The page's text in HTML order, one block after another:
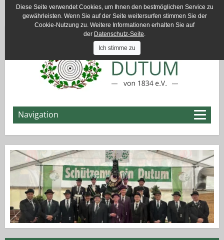
Email:info@schuetzenverein-dutum.de
Navigation
Diese Seite verwendet Cookies, um Ihnen den bestmöglichen Service zu
gewährleisten. Wenn Sie auf der Seite weitersurfen stimmen Sie der
Cookie-Nutzung zu. Weitere Informationen erhalten Sie auf
der Datenschutz-Seite.
Ich stimme zu